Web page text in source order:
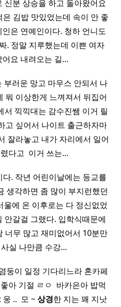
신분 상승을 하고 돌아왔어요
김밥 맛있었는데 속이 안 좋
인은 연예인이다. 청하 언니도
. 정말 지루했는데 이쁜 여자
어요 내려오는 길…
부러운 망고 마우스 안되서 나
뭐 이상한게 느껴져서 뒤집어
서 끽끽대는 감수진쌤 이거 릴
고 싶어서 나이트 출근하자마
잘라놓고 내가 자리에서 일어
다고 ​ 이거 쓰는…
. 작년 어린이날에는 등교를
생각하면 좀 많이 부지런했던
울에 온 이후로는 다 정신없었
안갈걸 그랬다. 입학식때문에
너무 많고 재미없어서 10분만
사실 나만큼 수강…
둥이 일정 기다리느라 혼카페
아 기절 ㄹㅇ ​ 바카은아 밥먹
웅 .. ​ 모 ~상경한 지는 꽤 지낫